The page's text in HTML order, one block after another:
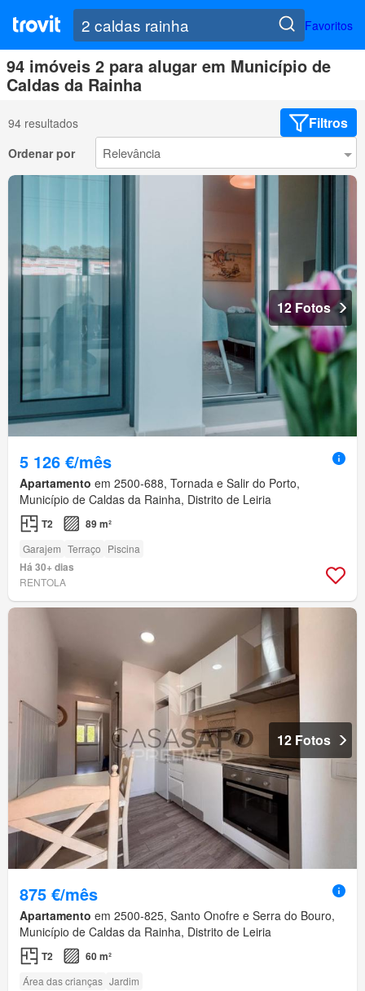
Favoritos
94 imóveis 2 para alugar em Município de
Caldas da Rainha
94 resultados Filtros
Ordenar por
12 Fotos
5 126 €/mês
Apartamento em 2500-688, Tornada e Salir do Porto,
Município de Caldas da Rainha, Distrito de Leiria
T2 89 m²
Garajem Terraço Piscina
Há 30+ dias
RENTOLA
12 Fotos
875 €/mês
Apartamento em 2500-825, Santo Onofre e Serra do Bouro,
Município de Caldas da Rainha, Distrito de Leiria
T2 60 m²
Área das crianças Jardim